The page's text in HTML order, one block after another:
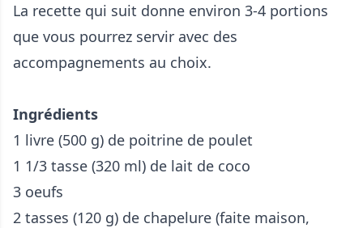
La recette qui suit donne environ 3-4 portions
que vous pourrez servir avec des
accompagnements au choix.
Ingrédients
1 livre (500 g) de poitrine de poulet
1 1/3 tasse (320 ml) de lait de coco
3 oeufs
2 tasses (120 g) de chapelure (faite maison,